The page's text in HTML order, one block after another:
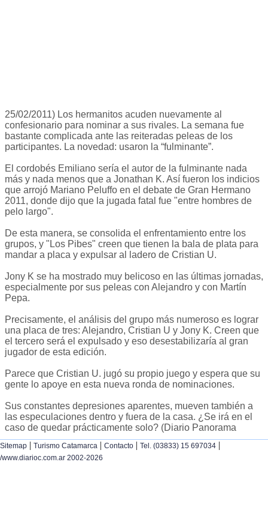
25/02/2011) Los hermanitos acuden nuevamente al
confesionario para nominar a sus rivales. La semana fue
bastante complicada ante las reiteradas peleas de los
participantes. La novedad: usaron la “fulminante”.
El cordobés Emiliano sería el autor de la fulminante nada
más y nada menos que a Jonathan K. Así fueron los indicios
que arrojó Mariano Peluffo en el debate de Gran Hermano
2011, donde dijo que la jugada fatal fue "entre hombres de
pelo largo".
De esta manera, se consolida el enfrentamiento entre los
grupos, y "Los Pibes" creen que tienen la bala de plata para
mandar a placa y expulsar al ladero de Cristian U.
Jony K se ha mostrado muy belicoso en las últimas jornadas,
especialmente por sus peleas con Alejandro y con Martín
Pepa.
Precisamente, el análisis del grupo más numeroso es lograr
una placa de tres: Alejandro, Cristian U y Jony K. Creen que
el tercero será el expulsado y eso desestabilizaría al gran
jugador de esta edición.
Parece que Cristian U. jugó su propio juego y espera que su
gente lo apoye en esta nueva ronda de nominaciones.
Sus constantes depresiones aparentes, mueven también a
las especulaciones dentro y fuera de la casa. ¿Se irá en el
caso de quedar prácticamente solo? (Diario Panorama
Sitemap | Turismo Catamarca | Contacto | Tel. (03833) 15 697034 |
/www.diarioc.com.ar 2002-2026